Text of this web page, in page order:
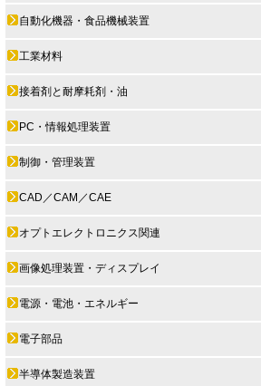
自動化機器・食品機械装置
工業材料
接着剤と耐摩耗剤・油
PC・情報処理装置
制御・管理装置
CAD／CAM／CAE
オプトエレクトロニクス関連
画像処理装置・ディスプレイ
電源・電池・エネルギー
電子部品
半導体製造装置